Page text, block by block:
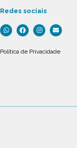
Redes sociais
Política de Privacidade